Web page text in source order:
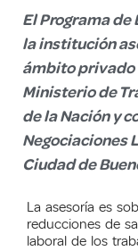
El Programa de
la institución
ámbito privado
Ministerio de
de la Nación y
Negociaciones
Ciudad de
La asesoría es
reducciones de
laboral de los